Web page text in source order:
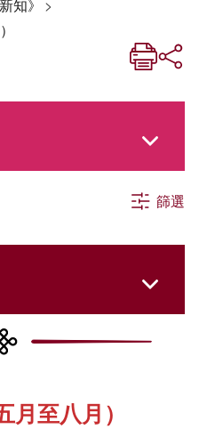
知》 >
篩選
至八月）